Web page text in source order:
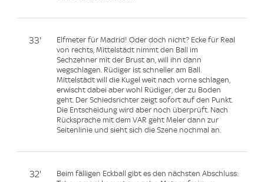
33'
Elfmeter für Madrid! Oder doch nicht? Ecke für Real
von rechts, Mittelstädt nimmt den Ball im
Sechzehner mit der Brust an, will ihn dann
wegschlagen. Rüdiger ist schneller am Ball.
Mittelstädt will die Kugel weit nach vorne schlagen,
erwischt dabei aber wohl Rüdiger, der zu Boden
geht. Der Schiedsrichter zeigt sofort auf den Punkt.
Die Entscheidung wird aber noch überprüft. Nach
Rücksprache mit dem VAR geht Meler dann zur
Seitenlinie und sieht sich die Szene nochmal an.
32'
Beim fälligen Eckball gibt es den nächsten Abschluss: